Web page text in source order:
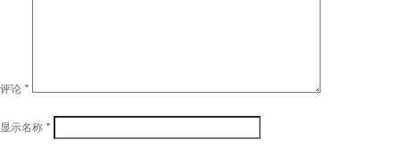
评论 *
显示名称 *